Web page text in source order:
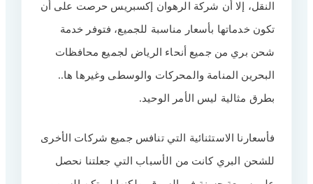
النقل، إلا أن شركة الرهوان إكسبريس حرصت على أن
تكون خدماتها بأسعار مناسبة للجميع، فتوفر خدمة
شحن بري من جميع أنحاء الرياض لجميع محافظات
البحرين المنامة والمحركات والوسطى وغيرها ها..
بطرق مثالية ليس الأمر الوحيد.
فأسعارنا الاستثنائية التي تنافس جميع شركات الأخرى
للشحن البري كانت من الأسباب التي جعلتنا نحصل